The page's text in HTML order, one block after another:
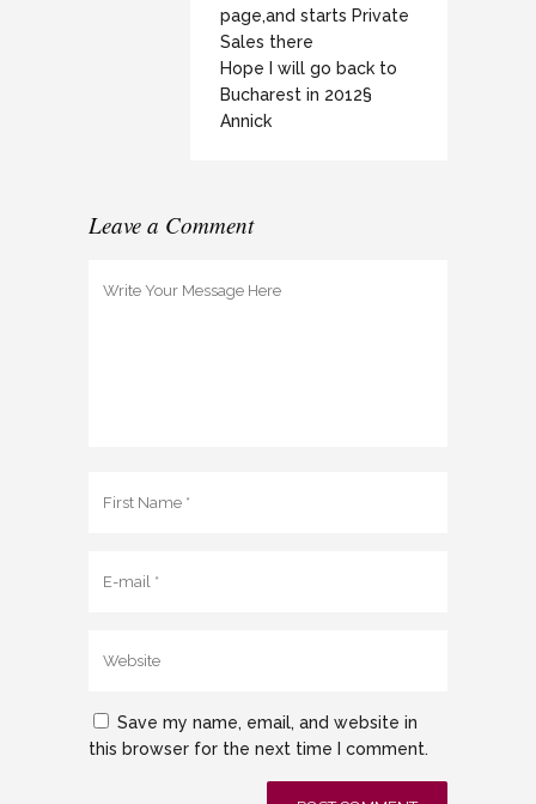
page,and starts Private
Sales there
Hope I will go back to
Bucharest in 2012§
Annick
Leave a Comment
Save my name, email, and website in
this browser for the next time I comment.